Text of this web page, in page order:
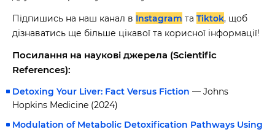
Підпишись на наш канал в Instagram та Tiktok, щоб
дізнаватись ще більше цікавої та корисної інформації!
Посилання на наукові джерела (Scientific
References):
Detoxing Your Liver: Fact Versus Fiction — Johns
Hopkins Medicine (2024)
Modulation of Metabolic Detoxification Pathways Using